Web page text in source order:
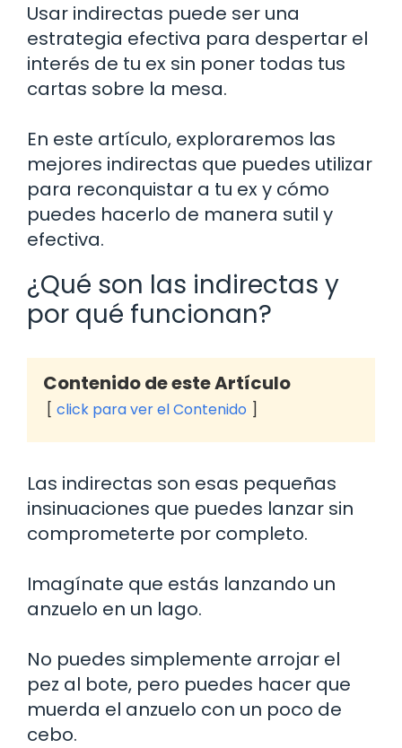
Usar indirectas puede ser una
estrategia efectiva para despertar el
interés de tu ex sin poner todas tus
cartas sobre la mesa.
En este artículo, exploraremos las
mejores indirectas que puedes utilizar
para reconquistar a tu ex y cómo
puedes hacerlo de manera sutil y
efectiva.
¿Qué son las indirectas y
por qué funcionan?
Contenido de este Artículo
click para ver el Contenido
Las indirectas son esas pequeñas
insinuaciones que puedes lanzar sin
comprometerte por completo.
Imagínate que estás lanzando un
anzuelo en un lago.
No puedes simplemente arrojar el
pez al bote, pero puedes hacer que
muerda el anzuelo con un poco de
cebo.